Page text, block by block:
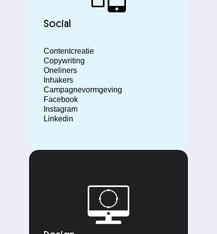
Social
Contentcreatie
Copywriting
Oneliners
Inhakers
Campagnevormgeving
Facebook
Instagram
Linkedin